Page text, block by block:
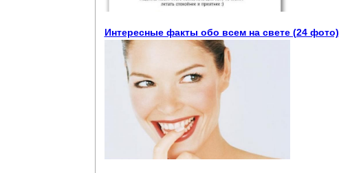
Интересные факты обо всем на свете (24 фото)